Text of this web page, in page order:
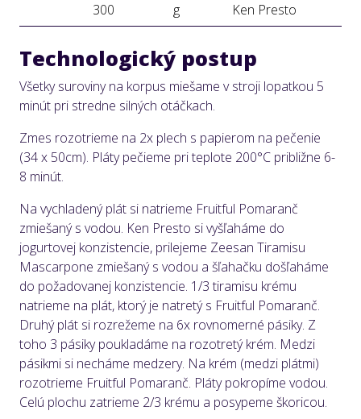
300
g Ken Presto
Technologický postup
Všetky suroviny na korpus miešame v stroji lopatkou 5
minút pri stredne silných otáčkach.
Zmes rozotrieme na 2x plech s papierom na pečenie
(34 x 50cm). Pláty pečieme pri teplote 200°C približne 6-
8 minút.
Na vychladený plát si natrieme Fruitful Pomaranč
zmiešaný s vodou. Ken Presto si vyšľaháme do
jogurtovej konzistencie, prilejeme Zeesan Tiramisu
Mascarpone zmiešaný s vodou a šľahačku došľaháme
do požadovanej konzistencie. 1/3 tiramisu krému
natrieme na plát, ktorý je natretý s Fruitful Pomaranč.
Druhý plát si rozrežeme na 6x rovnomerné pásiky. Z
toho 3 pásiky poukladáme na rozotretý krém. Medzi
pásikmi si necháme medzery. Na krém (medzi plátmi)
rozotrieme Fruitful Pomaranč. Pláty pokropíme vodou.
Celú plochu zatrieme 2/3 krému a posypeme škoricou.